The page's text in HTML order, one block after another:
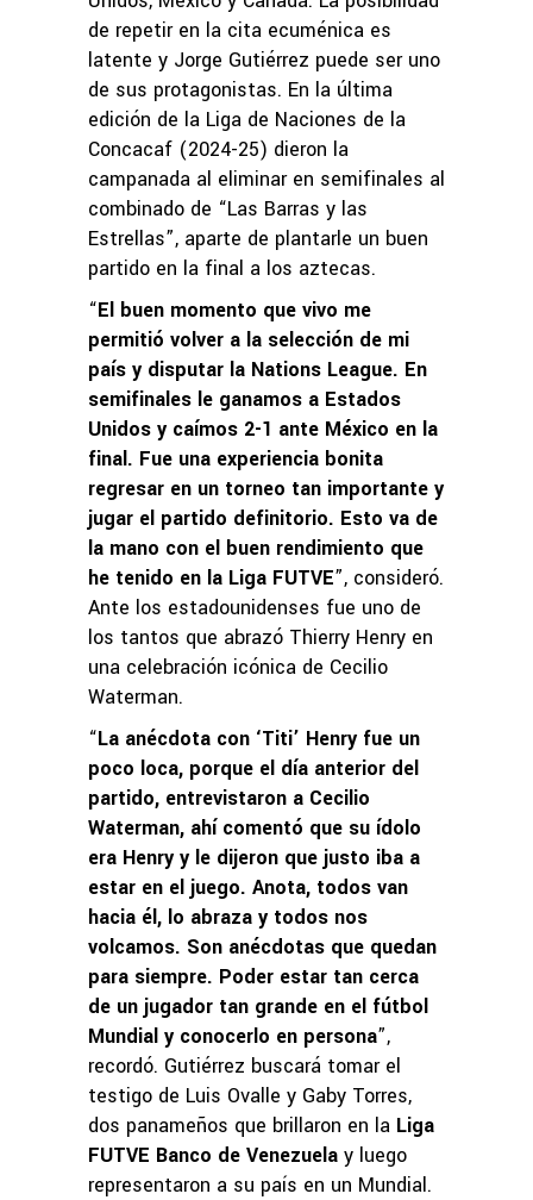
de repetir en la cita ecuménica es
latente y Jorge Gutiérrez puede ser uno
de sus protagonistas. En la última
edición de la Liga de Naciones de la
Concacaf (2024-25) dieron la
campanada al eliminar en semifinales al
combinado de “Las Barras y las
Estrellas”, aparte de plantarle un buen
partido en la final a los aztecas.
“El buen momento que vivo me
permitió volver a la selección de mi
país y disputar la Nations League. En
semifinales le ganamos a Estados
Unidos y caímos 2-1 ante México en la
final. Fue una experiencia bonita
regresar en un torneo tan importante y
jugar el partido definitorio. Esto va de
la mano con el buen rendimiento que
he tenido en la Liga FUTVE”, consideró.
Ante los estadounidenses fue uno de
los tantos que abrazó Thierry Henry en
una celebración icónica de Cecilio
Waterman.
“La anécdota con ‘Titi’ Henry fue un
poco loca, porque el día anterior del
partido, entrevistaron a Cecilio
Waterman, ahí comentó que su ídolo
era Henry y le dijeron que justo iba a
estar en el juego. Anota, todos van
hacia él, lo abraza y todos nos
volcamos. Son anécdotas que quedan
para siempre. Poder estar tan cerca
de un jugador tan grande en el fútbol
Mundial y conocerlo en persona”,
recordó. Gutiérrez buscará tomar el
testigo de Luis Ovalle y Gaby Torres,
dos panameños que brillaron en la Liga
FUTVE Banco de Venezuela y luego
representaron a su país en un Mundial.